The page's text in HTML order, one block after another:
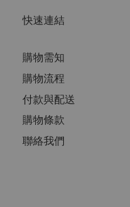
快速連結
購物需知
購物流程
付款與配送
購物條款
聯絡我們